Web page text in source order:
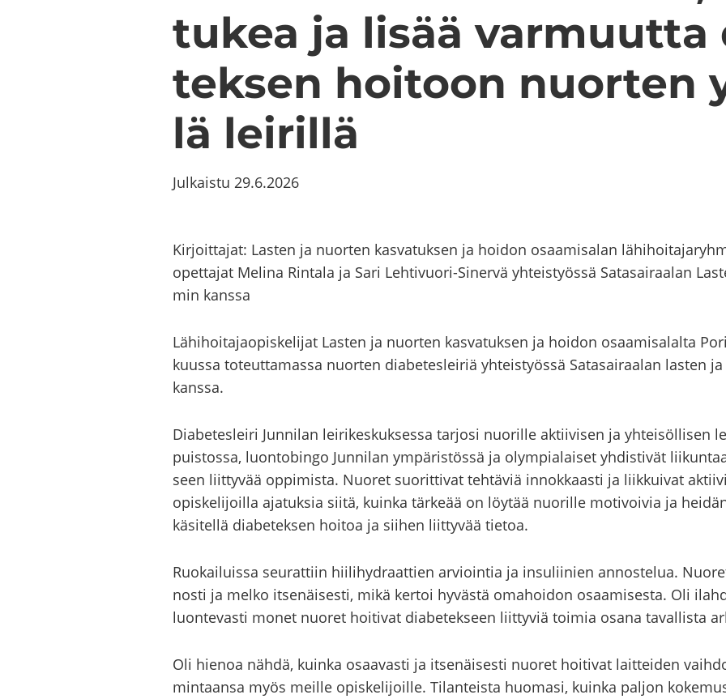
tu­kea ja lisää
tek­sen hoi­toon nuor­ten
lä lei­ril­lä
Julkaistu 29.6.2026
Kir­joit­ta­jat: Las­ten ja nuor­ten kas­va­tuk­sen ja hoi­don osaa­mi­sa­lan
opet­ta­jat Me­li­na Rin­ta­la ja Sari Lehtivuori-​Sinervä yh­teis­työs­sä Sa­ta­sai­raa­lan
min kans­sa
Lä­hi­hoi­ta­jao­pis­ke­li­jat Las­ten ja nuor­ten kas­va­tuk­sen ja hoi­don osaa­mi­sa­lal­ta
kuus­sa to­teut­ta­mas­sa nuor­ten dia­be­tes­lei­riä yh­teis­työs­sä Sa­ta­sai­raa­lan las­ten
kans­sa.
Dia­be­tes­lei­ri Jun­ni­lan lei­ri­kes­kuk­ses­sa tar­jo­si nuo­ril­le ak­tii­vi­sen ja yh­tei­söl­li­sen
puis­tos­sa, luon­to­bin­go Jun­ni­lan ym­pä­ris­tös­sä ja olym­pia­lai­set yh­dis­ti­vät
seen liit­ty­vää op­pi­mis­ta. Nuo­ret suo­rit­ti­vat teh­tä­viä in­nok­kaas­ti ja liik­kui­vat
opis­ke­li­joil­la aja­tuk­sia siitä, kuin­ka tär­ke­ää on löy­tää nuo­ril­le mo­ti­voi­via ja
kä­si­tel­lä dia­be­tek­sen hoi­toa ja sii­hen liit­ty­vää tie­toa.
Ruo­kai­luis­sa seu­rat­tiin hii­li­hy­draat­tien ar­vioin­tia ja in­su­lii­nien an­nos­te­lua.
nos­ti ja melko it­se­näi­ses­ti, mikä ker­toi hy­väs­tä oma­hoi­don osaa­mi­ses­ta. Oli
luon­te­vas­ti monet nuo­ret hoi­ti­vat dia­be­tek­seen liit­ty­viä toi­mia osana ta­val­lis­ta
Oli hie­noa nähdä, kuin­ka osaa­vas­ti ja it­se­näi­ses­ti nuo­ret hoi­ti­vat lait­tei­den
min­taan­sa myös meil­le opis­ke­li­joil­le. Ti­lan­teis­ta huo­ma­si, kuin­ka pal­jon